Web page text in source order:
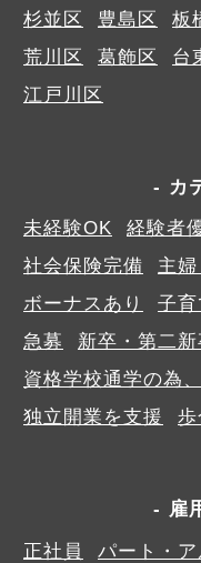
杉並区
豊島区 板
荒川区
葛飾区 台
江戸川区
カ
未経験OK
経験者
社会保険完備
主
ボーナスあり
子育
急募
新卒・第二新
資格学校通学の為
独立開業を支援
歩
雇
正社員
パート・ア